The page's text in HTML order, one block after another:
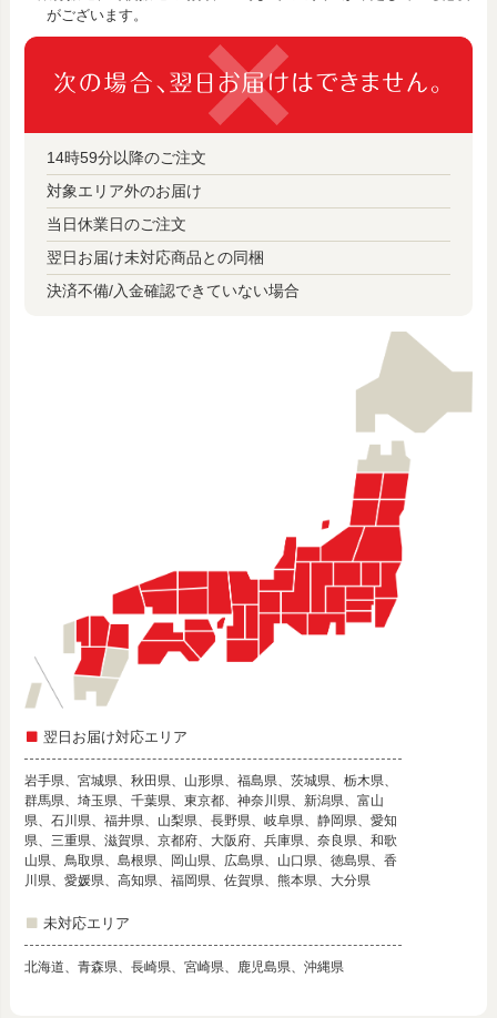
がございます。
14時59分以降のご注文
対象エリア外のお届け
当日休業日のご注文
翌日お届け未対応商品との同梱
決済不備/入金確認できていない場合
翌日お届け対応エリア
岩手県、宮城県、秋田県、山形県、福島県、茨城県、栃木県、
群馬県、埼玉県、千葉県、東京都、神奈川県、新潟県、富山
県、石川県、福井県、山梨県、長野県、岐阜県、静岡県、愛知
県、三重県、滋賀県、京都府、大阪府、兵庫県、奈良県、和歌
山県、鳥取県、島根県、岡山県、広島県、山口県、徳島県、香
川県、愛媛県、高知県、福岡県、佐賀県、熊本県、大分県
未対応エリア
北海道、青森県、長崎県、宮崎県、鹿児島県、沖縄県